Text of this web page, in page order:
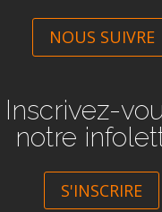
NOUS SUIVRE
Inscrivez-
notre
S'INSCRIRE